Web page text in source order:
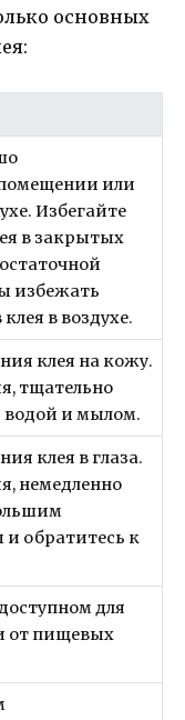
основных
или
Избегайте
в закрытых
избежать
в воздухе.
клея на кожу.
тщательно
водой и мылом.
клея в глаза.
немедленно
и обратитесь к
для
от пищевых